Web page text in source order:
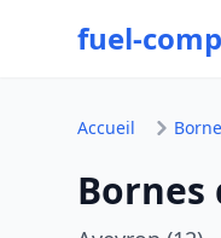
fuel-
Accueil
Bornes